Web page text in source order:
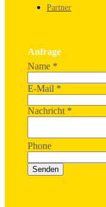
Partner
Anfrage
Name *
E-Mail *
Nachricht *
Phone
Senden